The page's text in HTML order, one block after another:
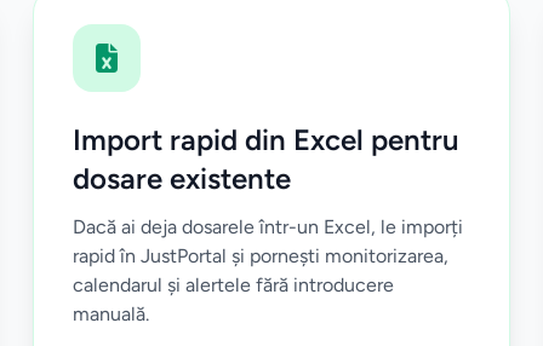
Import rapid din Excel pentru
dosare existente
Dacă ai deja dosarele într-un Excel, le imporți
rapid în JustPortal și pornești monitorizarea,
calendarul și alertele fără introducere
manuală.